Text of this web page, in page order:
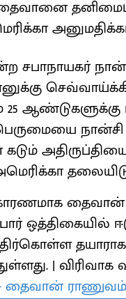
சபாநாயகர்
ஆண்டுகளுக்கு
ஒத்திகையில்
| விரிவாக
ராணுவம்